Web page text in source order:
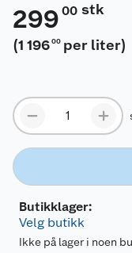
299 00 stk
(1 196 00 per liter)
Butikklager:
Velg butikk
Ikke på lager i noen